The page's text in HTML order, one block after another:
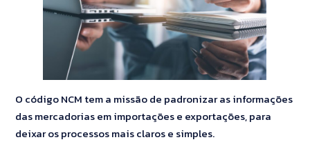
O código NCM tem a missão de padronizar as informações
das mercadorias em importações e exportações, para
deixar os processos mais claros e simples.